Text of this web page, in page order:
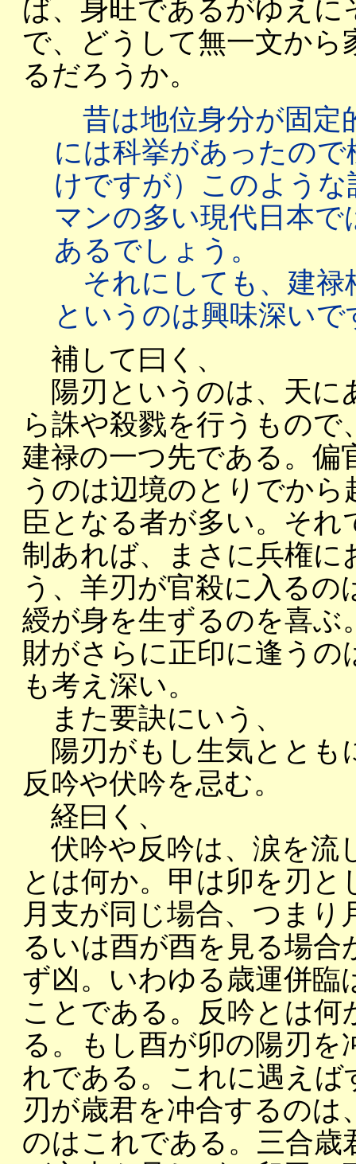
ば、身旺であるがゆえ
で、どうして無一文か
るだろうか。
昔は地位身分が固定
には科挙があったの
けですが）このよう
マンの多い現代日本
あるでしょう。
それにしても、建禄
というのは興味深い
補して曰く、
陽刃というのは、天に
ら誅や殺戮を行うもの
建禄の一つ先である。偏
うのは辺境のとりでか
臣となる者が多い。そ
制あれば、まさに兵権
う、羊刃が官殺に入る
綬が身を生ずるのを喜ぶ
財がさらに正印に逢う
も考え深い。
また要訣にいう、
陽刃がもし生気ととも
反吟や伏吟を忌む。
経曰く、
伏吟や反吟は、涙を流
とは何か。甲は卯を刃
月支が同じ場合、つま
るいは酉が酉を見る場
ず凶。いわゆる歳運併
ことである。反吟とは
る。もし酉が卯の陽刃
れである。これに遇え
刃が歳君を冲合するの
のはこれである。三合